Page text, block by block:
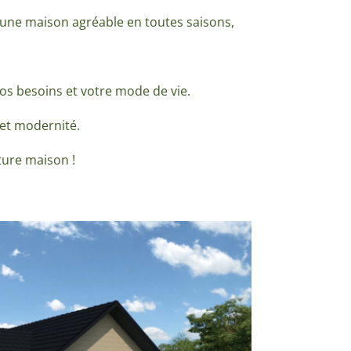
maison agréable en toutes saisons,
besoins et votre mode de vie.
modernité.
maison !